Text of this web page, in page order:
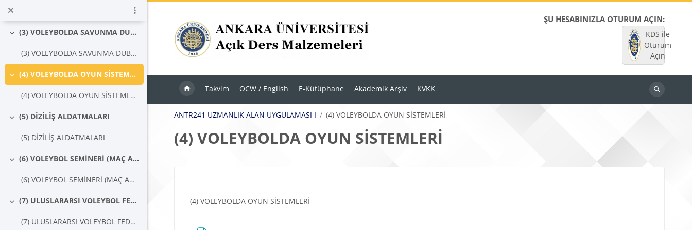
Ana içeriğe git
(2) VOLEYBOLDA HÜCUM DUBLAJLARI
Daralt
(3) VOLEYBOLDA SAVUNMA DUBLAJLARI
(3) VOLEYBOLDA SAVUNMA DUBLAJLARI
Daralt
(4) VOLEYBOLDA OYUN SİSTEMLERİ
(4) VOLEYBOLDA OYUN SİSTEMLERİ
Daralt
(5) DİZİLİŞ ALDATMALARI
(5) DİZİLİŞ ALDATMALARI
Daralt
(6) VOLEYBOL SEMİNERİ (MAÇ ANALİZİ)
(6) VOLEYBOL SEMİNERİ (MAÇ ANALİZİ)
Daralt
(7) ULUSLARARSI VOLEYBOL FEDERASYONU (FIVB) YAPISI
(7) ULUSLARARSI VOLEYBOL FEDERASYONU (FIVB) YAPISI
ŞU HESABINIZLA OTURUM AÇIN:
KDS ile
Oturum
Açın
Takvim OCW / English E-Kütüphane Akademik Arşiv KVKK
Dersleri
ANTR241 UZMANLIK ALAN UYGULAMASI I (4) VOLEYBOLDA OYUN SİSTEMLERİ
(4) VOLEYBOLDA OYUN SİSTEMLERİ
Bloklar
Bölüm anahatları
(4) VOLEYBOLDA OYUN SİSTEMLERİ